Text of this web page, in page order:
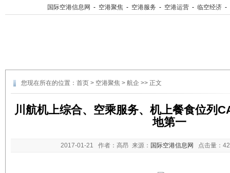
国际空港信息网 - 空港聚焦 - 空港服务 - 空港运营 - 临空经济 -
您现在所在的位置： 首页 > 空港聚焦 > 航企 >> 正文
川航机上综合、空乘服务、机上餐食位列
地第一
2017-01-21 作者：高昂 来源： 国际空港信息网 点击量：